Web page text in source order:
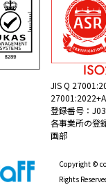
JIS Q
登録番号：
各事業所の登
画部
Copyright ©
Rights